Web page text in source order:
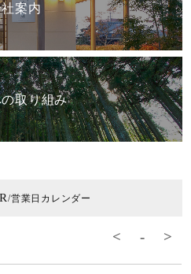
案内
取り組み
/営業日カレンダー